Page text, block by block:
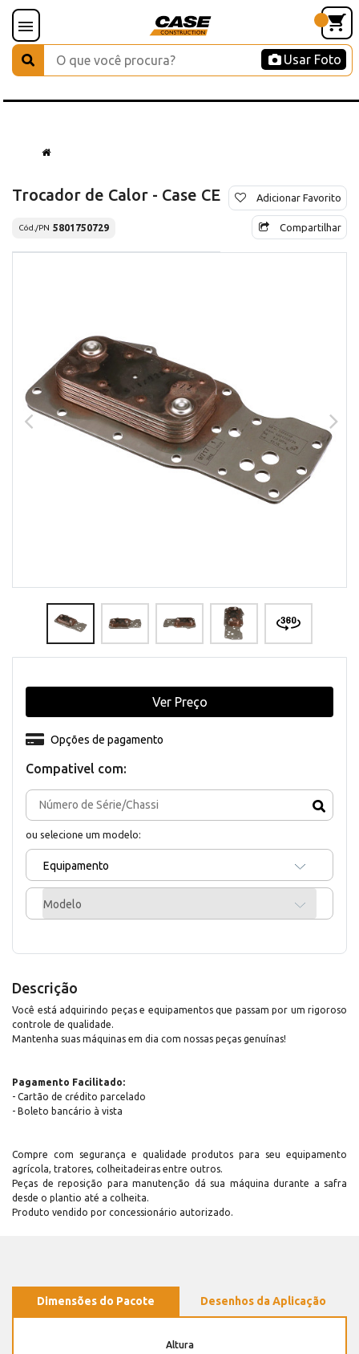
Usar Foto
Trocador de Calor - Case CE
Cód./PN 5801750729
Adicionar Favorito
Compartilhar
Compativel com:
ou selecione um modelo:
Equipamento
Modelo
Opções de pagamento
Ver Preço
Descrição
Você está adquirindo peças e equipamentos que passam por um rigoroso
controle de qualidade.
Mantenha suas máquinas em dia com nossas peças genuínas!
Pagamento Facilitado:
- Cartão de crédito parcelado
- Boleto bancário à vista
Compre com segurança e qualidade produtos para seu equipamento
agrícola, tratores, colheitadeiras entre outros.
Peças de reposição para manutenção dá sua máquina durante a safra
desde o plantio até a colheita.
Produto vendido por concessionário autorizado.
Dimensões do Pacote Desenhos da Aplicação
Altura